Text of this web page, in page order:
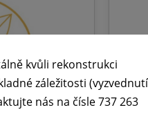
kvůli rekonstrukci
záležitosti (vyzvednutí
nás na čísle 737 263